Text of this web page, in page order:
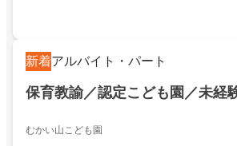
新着アルバイト・パート
保育教諭／認定こども園／未経
むかい山こども園